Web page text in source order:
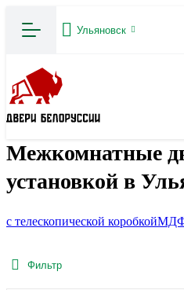
Ульяновск
Межкомнатные
установкой в
с телескопической коробкой
Фильтр